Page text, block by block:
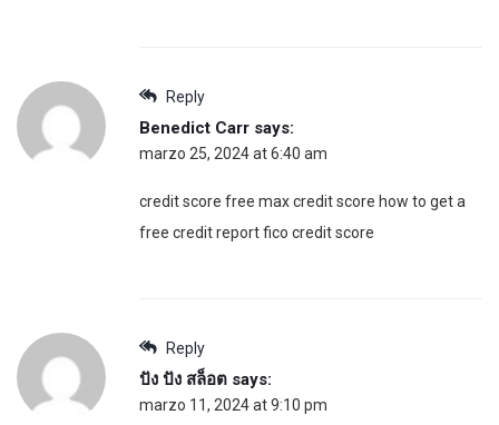
Reply
Benedict Carr says:
marzo 25, 2024 at 6:40 am
credit score free max credit score how to get a
free credit report fico credit score
Reply
ปัง ปัง สล็อต says:
marzo 11, 2024 at 9:10 pm